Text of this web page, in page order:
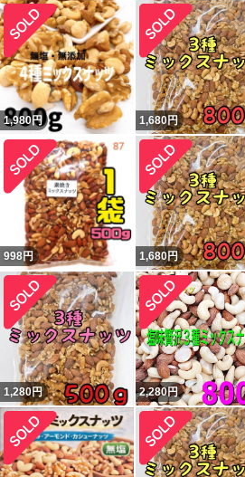
1,980円 1,680円
998円 1,680円
1,280円 2,280円